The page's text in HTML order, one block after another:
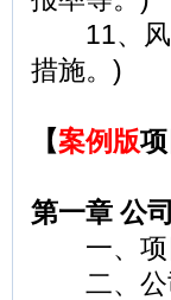
11、风
措施。)
【案例版
第一章 公
一、项
二、公